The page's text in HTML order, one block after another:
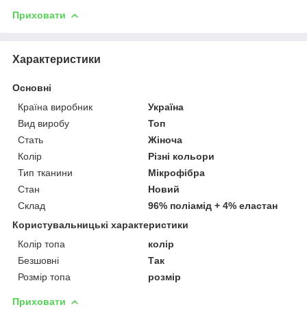
Приховати
Характеристики
Основні
Країна виробник
Україна
Вид виробу
Топ
Стать
Жіноча
Колір
Різні кольори
Тип тканини
Мікрофібра
Стан
Новий
Склад
96% поліамід + 4% еластан
Користувальницькі характеристики
Колір топа
колір
Безшовні
Так
Розмір топа
розмір
Приховати